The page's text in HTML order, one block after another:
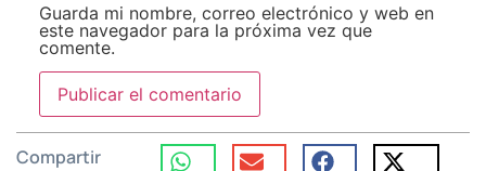
Guarda mi nombre, correo electrónico y web en
este navegador para la próxima vez que
comente.
Compartir